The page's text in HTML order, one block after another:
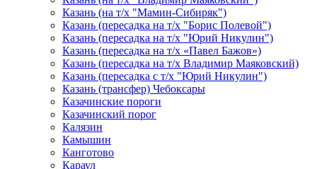
Казань (на т/х "Мамин-Сибиряк")
Казань (пересадка на т/х "Борис Полевой")
Казань (пересадка на т/х "Юрий Никулин")
Казань (пересадка на т/х «Павел Бажов»)
Казань (пересадка на т/х Владимир Маяковский)
Казань (пересадка с т/х "Юрий Никулин")
Казань (трансфер) Чебоксары
Казачинские пороги
Казачинский порог
Калязин
Камышин
Канготово
Караул